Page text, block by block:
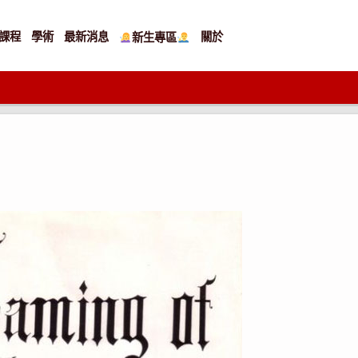
程 學術 最新消息 新生專區 關於